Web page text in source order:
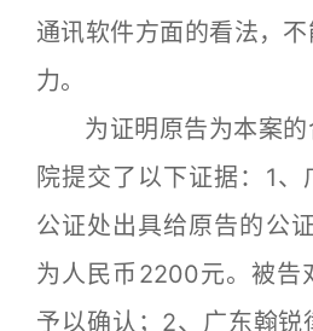
通讯软件方面的看法，
力。
为证明原告为本案的
院提交了以下证据：1、
公证处出具给原告的公
为人民币2200元。被告
予以确认；2、广东翰锐